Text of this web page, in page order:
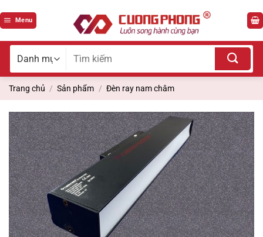
qua
Menu
Tìm
Trang chủ / Sản phẩm / Đèn ray nam châm